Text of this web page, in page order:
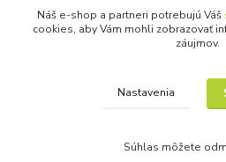
Upravit sběr
© Copyright 2015
Náš e-shop a partneri potrebujú Váš
cookies, aby Vám mohli zobrazovať
záujmov.
Nastavenia
Súhlas môžete